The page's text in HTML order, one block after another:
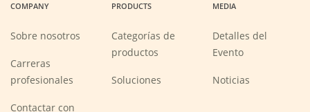
new
window)
new
window)
new
window)
new
window)
COMPANY
Sobre nosotros
Carreras
profesionales
new
Contactar con
PRODUCTS
Categorías de
productos
Soluciones
MEDIA
Detalles del
Evento
Noticias